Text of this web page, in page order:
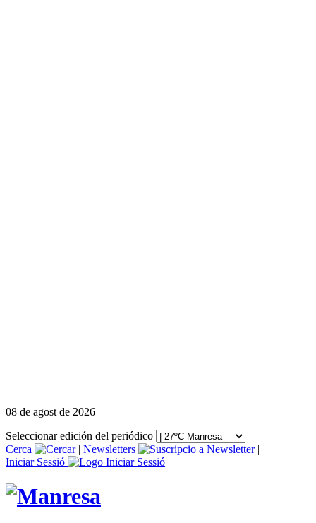
08 de agost de 2026
Seleccionar edición del periódico
Cerca
| Newsletters
|
Iniciar Sessió